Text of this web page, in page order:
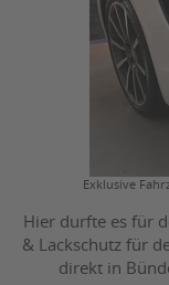
Exklusive
Hier durfte es für
& Lackschutz für
direkt in